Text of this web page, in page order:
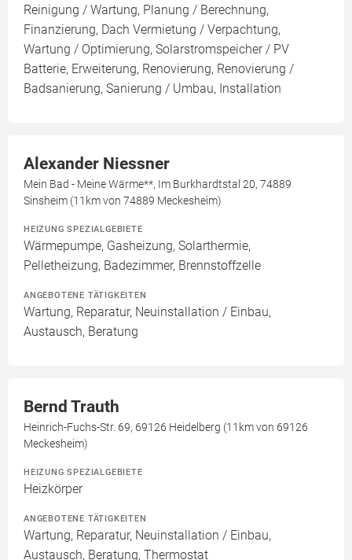
Reinigung / Wartung, Planung / Berechnung,
Finanzierung, Dach Vermietung / Verpachtung,
Wartung / Optimierung, Solarstromspeicher / PV
Batterie, Erweiterung, Renovierung, Renovierung /
Badsanierung, Sanierung / Umbau, Installation
Alexander Niessner
Mein Bad - Meine Wärme**, Im Burkhardtstal 20, 74889
Sinsheim (11km von 74889 Meckesheim)
HEIZUNG SPEZIALGEBIETE
Wärmepumpe, Gasheizung, Solarthermie,
Pelletheizung, Badezimmer, Brennstoffzelle
ANGEBOTENE TÄTIGKEITEN
Wartung, Reparatur, Neuinstallation / Einbau,
Austausch, Beratung
Bernd Trauth
Heinrich-Fuchs-Str. 69, 69126 Heidelberg (11km von 69126
Meckesheim)
HEIZUNG SPEZIALGEBIETE
Heizkörper
ANGEBOTENE TÄTIGKEITEN
Wartung, Reparatur, Neuinstallation / Einbau,
Austausch, Beratung, Thermostat